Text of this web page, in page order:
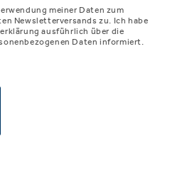
meiner Daten zum
Newsletterversands zu. Ich habe
ausführlich über die
Daten informiert.